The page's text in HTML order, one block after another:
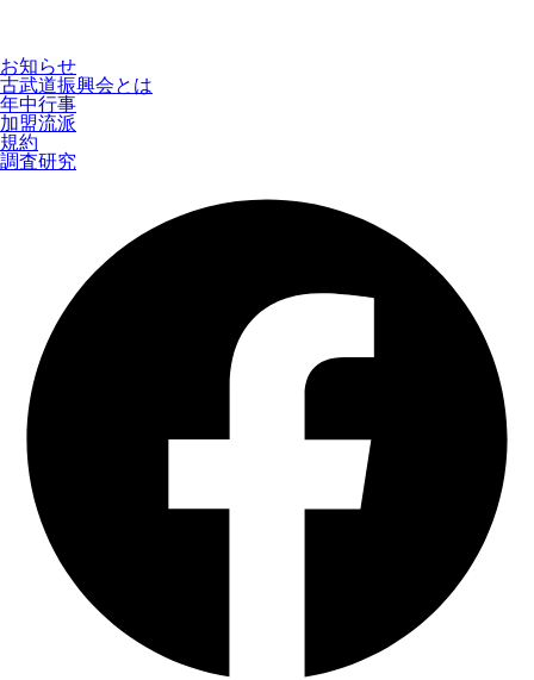
お知らせ
古武道振興会とは
年中行事
加盟流派
規約
調査研究